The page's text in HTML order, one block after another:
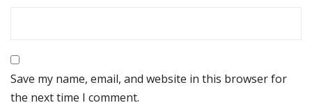
Save my name, email, and website in this browser for
the next time I comment.